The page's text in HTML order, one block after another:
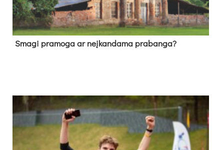
Sma­gi pra­mo­ga ar neį­kan­da­ma pra­ban­ga?